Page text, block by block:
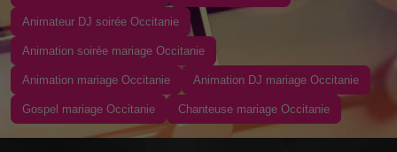
Animateur DJ soirée Occitanie
Animation soirée mariage Occitanie
Animation mariage Occitanie Animation DJ mariage Occitanie
Gospel mariage Occitanie Chanteuse mariage Occitanie